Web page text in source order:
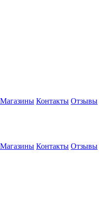
Магазины Контакты Отзывы
Магазины Контакты Отзывы